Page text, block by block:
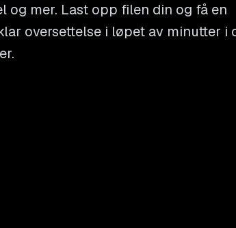
og mer. Last opp filen din og få en
oversettelse i løpet av minutter i